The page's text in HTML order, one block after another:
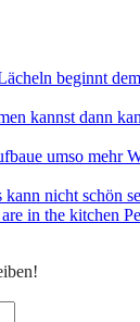
beginnt
kannst dann
umso mehr
nicht schön
in the kitchen